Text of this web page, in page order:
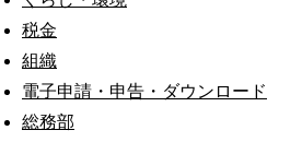
税金
組織
電子申請・申告・ダウンロード
総務部